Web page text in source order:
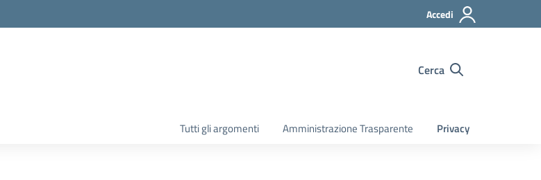
Accedi
Cerca
Tutti gli argomenti Amministrazione Trasparente Privacy